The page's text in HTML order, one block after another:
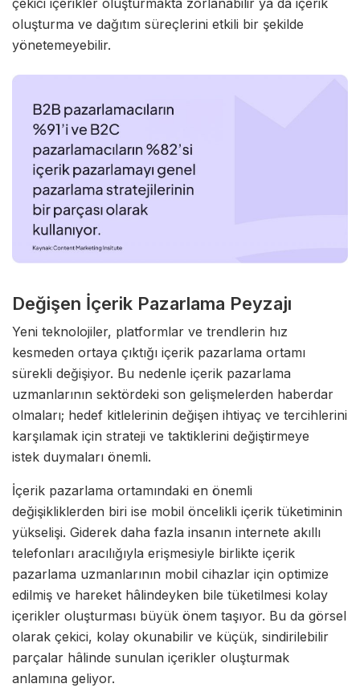
çekici içerikler oluşturmakta zorlanabilir ya da içerik
oluşturma ve dağıtım süreçlerini etkili bir şekilde
yönetemeyebilir.
Değişen İçerik Pazarlama Peyzajı
Yeni teknolojiler, platformlar ve trendlerin hız
kesmeden ortaya çıktığı içerik pazarlama ortamı
sürekli değişiyor. Bu nedenle içerik pazarlama
uzmanlarının sektördeki son gelişmelerden haberdar
olmaları; hedef kitlelerinin değişen ihtiyaç ve tercihlerini
karşılamak için strateji ve taktiklerini değiştirmeye
istek duymaları önemli.
İçerik pazarlama ortamındaki en önemli
değişikliklerden biri ise mobil öncelikli içerik tüketiminin
yükselişi. Giderek daha fazla insanın internete akıllı
telefonları aracılığıyla erişmesiyle birlikte içerik
pazarlama uzmanlarının mobil cihazlar için optimize
edilmiş ve hareket hâlindeyken bile tüketilmesi kolay
içerikler oluşturması büyük önem taşıyor. Bu da görsel
olarak çekici, kolay okunabilir ve küçük, sindirilebilir
parçalar hâlinde sunulan içerikler oluşturmak
anlamına geliyor.